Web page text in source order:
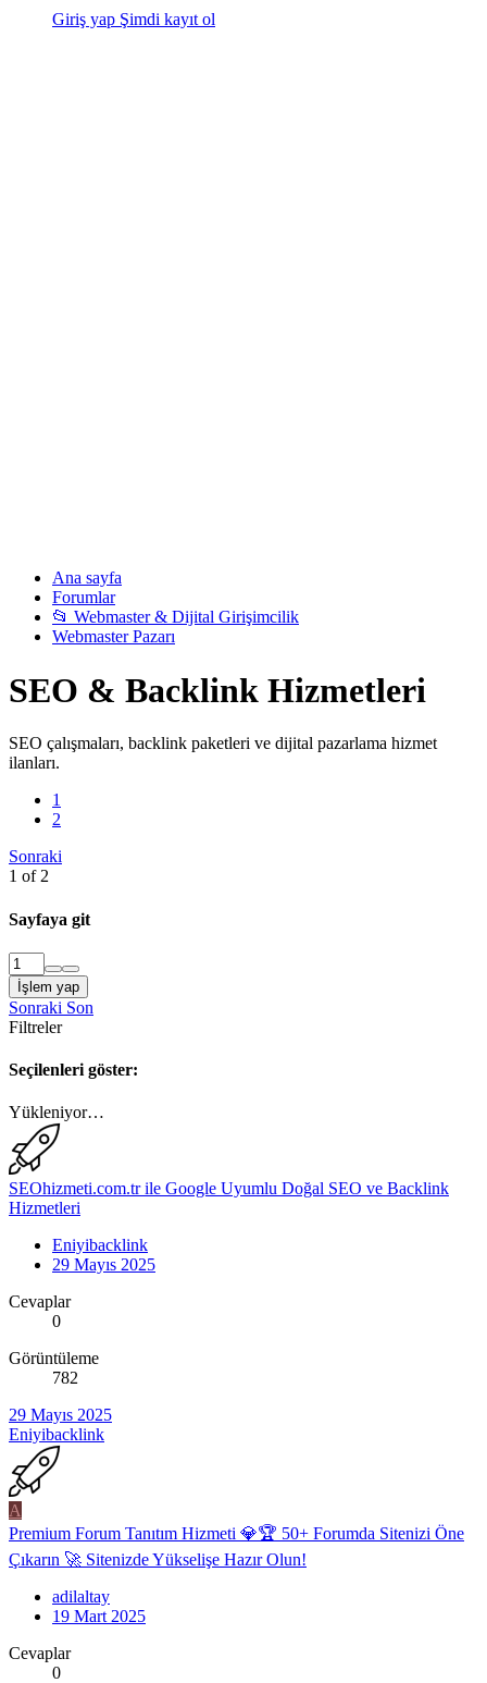
Giriş yap Şimdi kayıt ol
Ana sayfa
Forumlar
📂 Webmaster & Dijital Girişimcilik
Webmaster Pazarı
SEO & Backlink Hizmetleri
SEO çalışmaları, backlink paketleri ve dijital pazarlama hizmet
ilanları.
1
2
Sonraki
1 of 2
Sayfaya git
İşlem yap
Sonraki Son
Filtreler
Seçilenleri göster:
Yükleniyor…
SEOhizmeti.com.tr ile Google Uyumlu Doğal SEO ve Backlink
Hizmetleri
Eniyibacklink
29 Mayıs 2025
Cevaplar
0
Görüntüleme
782
29 Mayıs 2025
Eniyibacklink
A
Premium Forum Tanıtım Hizmeti 💎🏆 50+ Forumda Sitenizi Öne
Çıkarın 🚀 Sitenizde Yükselişe Hazır Olun!
adilaltay
19 Mart 2025
Cevaplar
0